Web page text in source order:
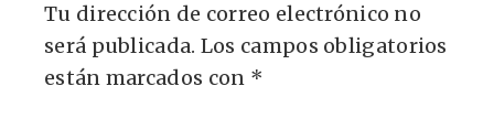
Tu dirección de correo electrónico no
será publicada. Los campos obligatorios
están marcados con *